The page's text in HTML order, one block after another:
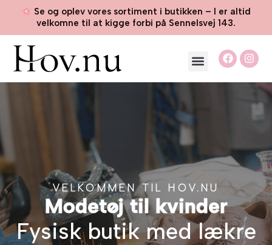
indholdet
Se og oplev vores sortiment i butikken – I er altid
velkomne til at kigge forbi på Sennelsvej 143.
MenuF
a
e
I
n
t
g
VELKOMMEN TIL HOV.NU
Modetøj til kvinder
Fysisk butik med lækre